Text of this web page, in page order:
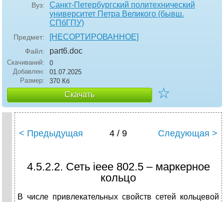
Вуз:
Санкт-Петербургский политехнический
университет Петра Великого (бывш.
СПбГПУ)
Предмет: [НЕСОРТИРОВАННОЕ]
Файл: part6.doc
Скачиваний:
0
Добавлен:
01.07.2025
Размер:
370 Кб
Скачать ☆
< Предыдущая 4 / 9 Следующая >
4.5.2.2. Сеть ieee 802.5 – маркерное
кольцо
В числе привлекательных свойств сетей кольцевой